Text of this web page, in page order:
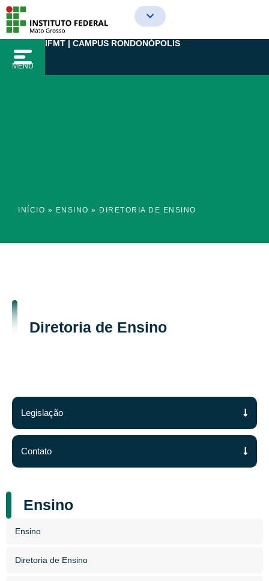
para
conteúdo
MENU
IFMT | CAMPUS RONDONÓPOLIS
INÍCIO » ENSINO » DIRETORIA DE ENSINO
Diretoria de Ensino
Legislação
Contato
Ensino
Ensino
Diretoria de Ensino